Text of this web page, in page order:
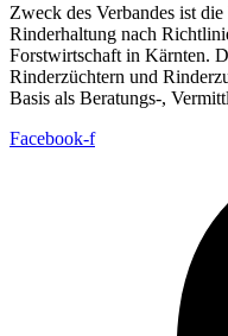
Zweck des Verbandes ist
Rinderhaltung nach
Forstwirtschaft in Kärnten.
Rinderzüchtern und
Basis als Beratungs-,
Facebook-f